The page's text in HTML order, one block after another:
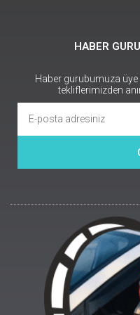
HABER
Haber gurubumuza
tekliflerimizden